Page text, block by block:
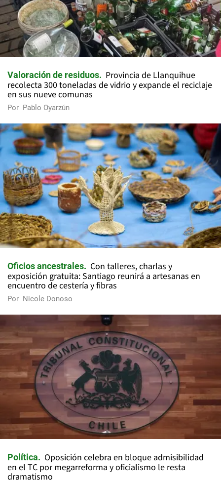
Valoración de residuos
Provincia de Llanquihue
recolecta 300 toneladas de vidrio y expande el reciclaje
en sus nueve comunas
Por Pablo Oyarzún
Oficios ancestrales
Con talleres, charlas y
exposición gratuita: Santiago reunirá a artesanas en
encuentro de cestería y fibras
Por Nicole Donoso
Política
Oposición celebra en bloque admisibilidad
en el TC por megarreforma y oficialismo le resta
dramatismo